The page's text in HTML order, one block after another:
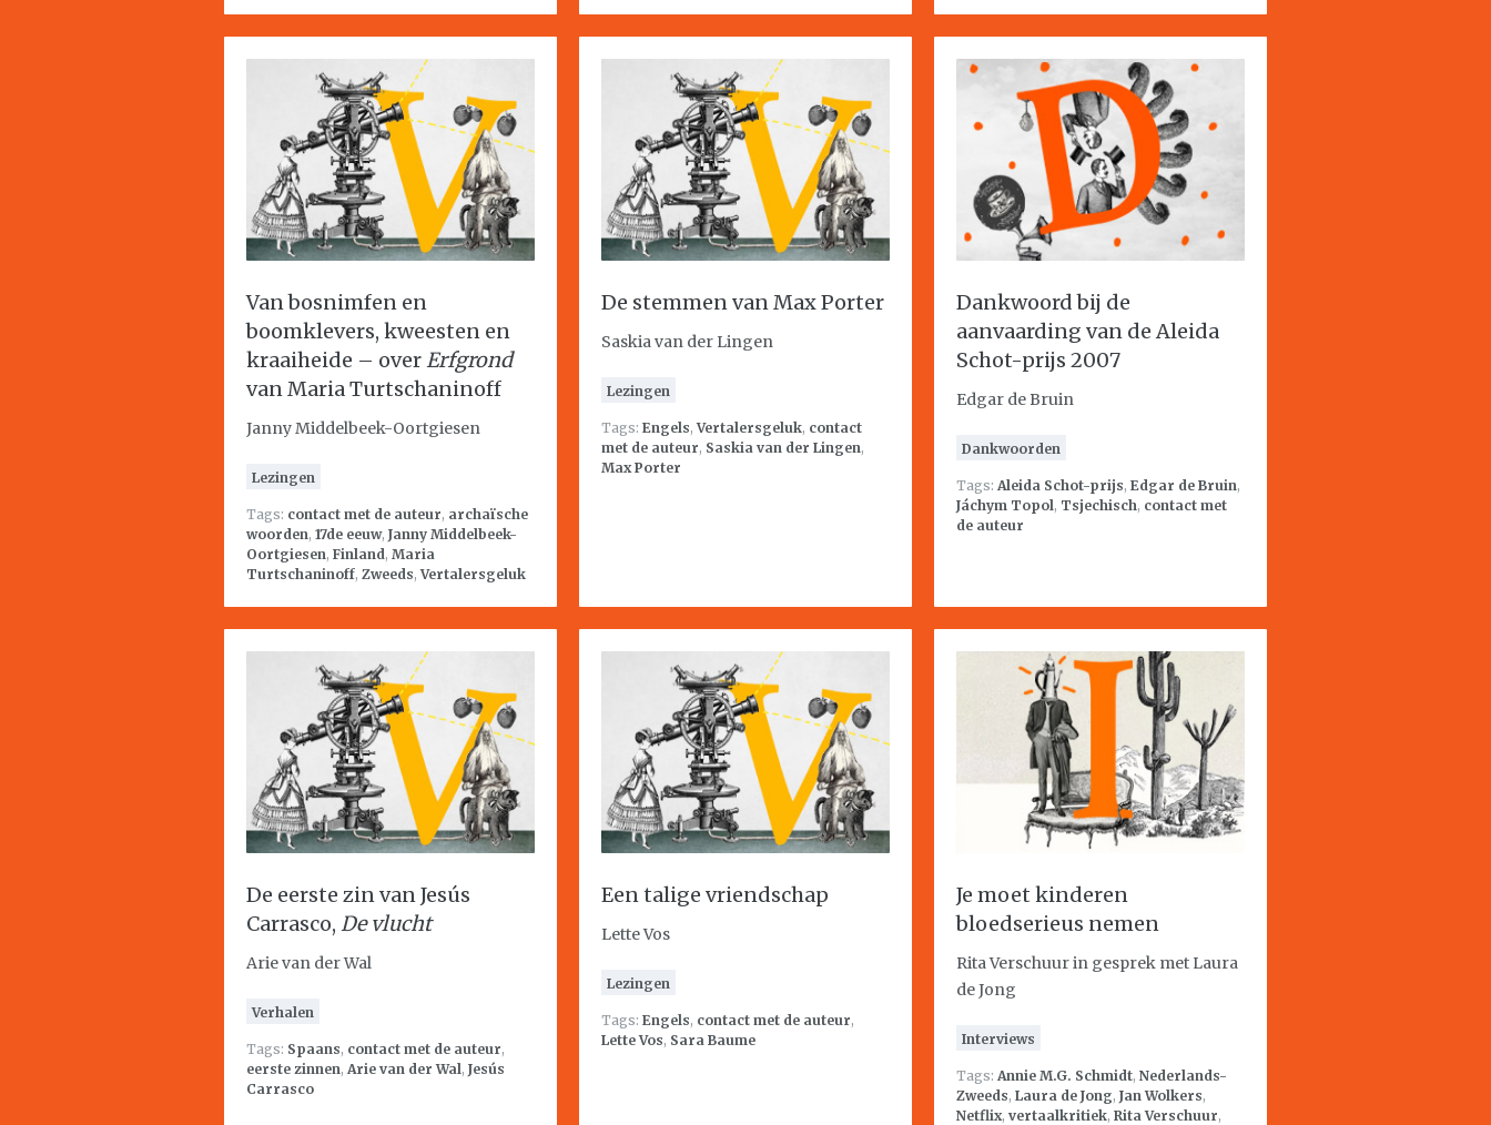
Van bosnimfen en
boomklevers, kweesten en
kraaiheide – overErfgrond
van Maria Turtschaninoff
Janny Middelbeek-Oortgiesen
Lezingen
Tags: contact met de auteur, archaïsche
woorden, 17de eeuw, Janny Middelbeek-
Oortgiesen, Finland, Maria
Turtschaninoff, Zweeds,Vertalersgeluk
De stemmen van Max Porter
Saskia van der Lingen
Lezingen
Tags: Engels,Vertalersgeluk, contact
met de auteur, Saskia van der Lingen,
Max Porter
Dankwoord bij de
aanvaarding van de Aleida
Schot-prijs 2007
Edgar de Bruin
Dankwoorden
Tags: Aleida Schot-prijs, Edgar de Bruin,
Jáchym Topol, Tsjechisch, contact met
de auteur
De eerste zin van Jesús
Carrasco, De vlucht
Arie van der Wal
Verhalen
Tags: Spaans, contact met de auteur,
eerste zinnen, Arie van der Wal, Jesús
Carrasco
Een talige vriendschap
Lette Vos
Lezingen
Tags: Engels, contact met de auteur,
Lette Vos, Sara Baume
Je moet kinderen
bloedserieus nemen
Rita Verschuur in gesprek met Laura
de Jong
Interviews
Tags: Annie M.G. Schmidt, Nederlands-
Zweeds, Laura de Jong, Jan Wolkers,
Netflix, vertaalkritiek, Rita Verschuur,